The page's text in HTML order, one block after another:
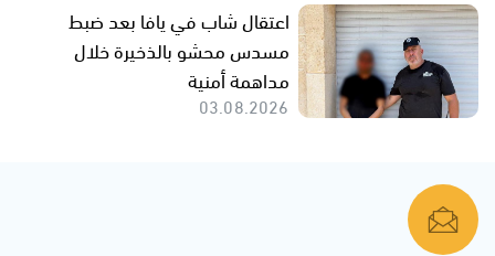
اعتقال شاب في يافا بعد ضبط
مسدس محشو بالذخيرة خلال
مداهمة أمنية
03.08.2026